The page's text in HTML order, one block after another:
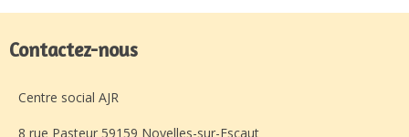
Contactez-nous
Centre social AJR
8 rue Pasteur 59159 Noyelles-sur-Escaut